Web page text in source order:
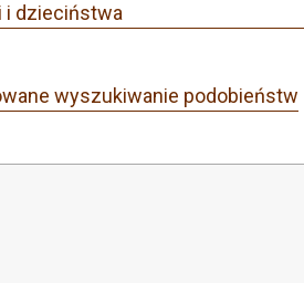
i dzieciństwa
wyszukiwanie podobieństw